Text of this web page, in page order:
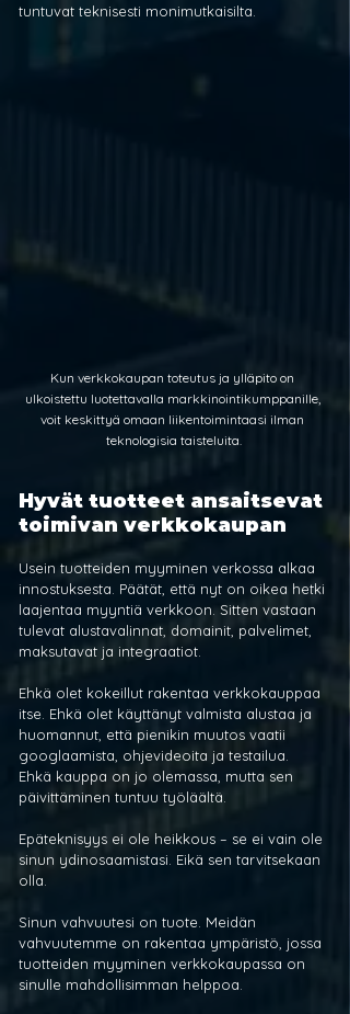
tuntuvat teknisesti monimutkaisilta.
Kun verkkokaupan toteutus ja ylläpito on
ulkoistettu luotettavalla markkinointikumppanille,
voit keskittyä omaan liikentoimintaasi ilman
teknologisia taisteluita.
Hyvät tuotteet ansaitsevat
toimivan verkkokaupan
Usein tuotteiden myyminen verkossa alkaa
innostuksesta. Päätät, että nyt on oikea hetki
laajentaa myyntiä verkkoon. Sitten vastaan
tulevat alustavalinnat, domainit, palvelimet,
maksutavat ja integraatiot.
Ehkä olet kokeillut rakentaa verkkokauppaa
itse. Ehkä olet käyttänyt valmista alustaa ja
huomannut, että pienikin muutos vaatii
googlaamista, ohjevideoita ja testailua.
Ehkä kauppa on jo olemassa, mutta sen
päivittäminen tuntuu työläältä.
Epäteknisyys ei ole heikkous – se ei vain ole
sinun ydinosaamistasi. Eikä sen tarvitsekaan
olla.
Sinun vahvuutesi on tuote. Meidän
vahvuutemme on rakentaa ympäristö, jossa
tuotteiden myyminen verkkokaupassa on
sinulle mahdollisimman helppoa.